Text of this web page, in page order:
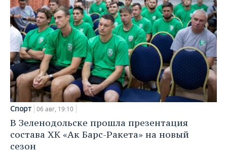
Спорт 06 авг, 19:10
В Зеленодольске прошла презентация
состава ХК «Ак Барс-Ракета» на новый
сезон